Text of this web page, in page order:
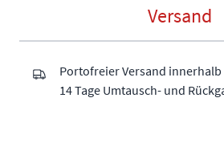
Versand
Portofreier Versand
14 Tage Umtausch- und